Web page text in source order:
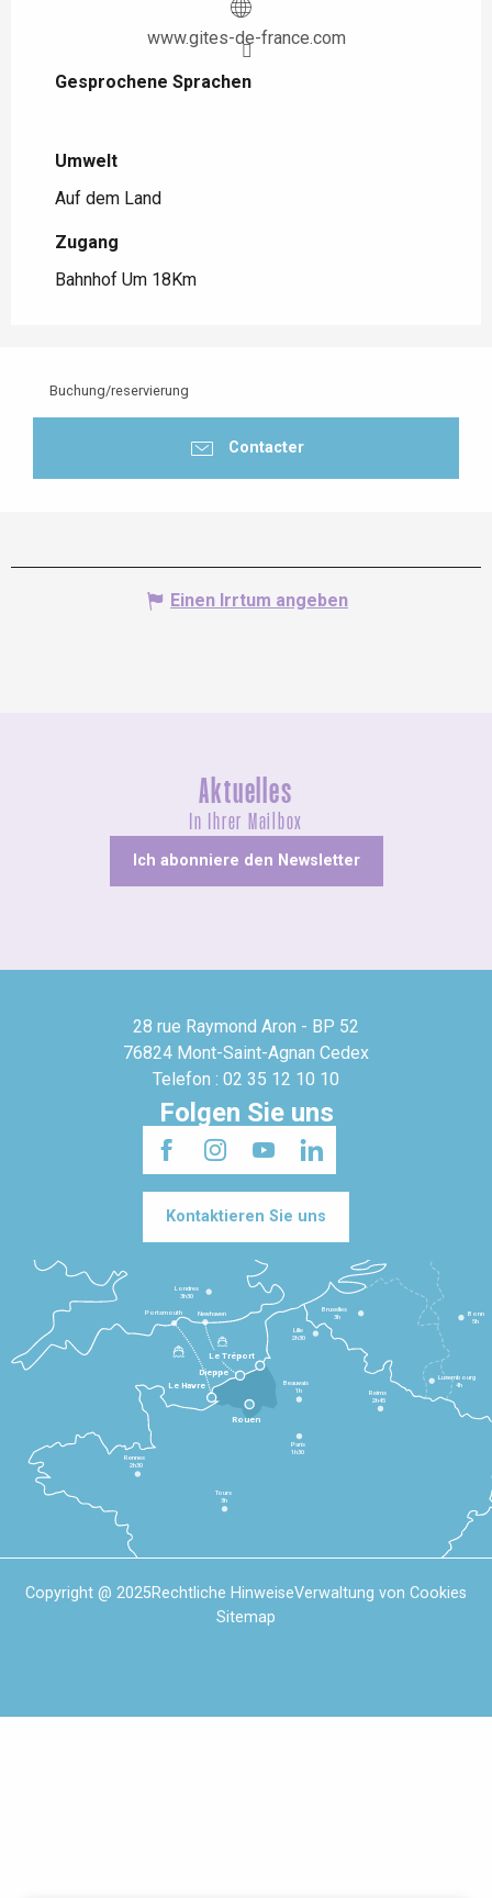
www.gites-de-france.com
Gesprochene Sprachen
Gesprochene Sprachen
Umwelt
Umwelt
Auf dem Land
Zugang
Zugang
Bahnhof Um 18Km
Buchung/reservierung
Contacter
Einen Irrtum angeben
Aktuelles
In Ihrer Mailbox
Ich abonniere den Newsletter
28 rue Raymond Aron - BP 52
76824 Mont-Saint-Agnan Cedex
Telefon : 02 35 12 10 10
Folgen Sie uns
Kontaktieren Sie uns
Le Havre
Dieppe
Le Tréport
Rennes
2h30
Tours
3h
Paris
1h30
Beauvais
1h
Reims
2h45
Lille
2h30
Bruxelles
3h
Londres
3h30
Newhaven
Portsmouth
Bonn
5h
Luxembourg
4h
Rouen
Copyright @ 2025Rechtliche HinweiseVerwaltung von Cookies
Sitemap